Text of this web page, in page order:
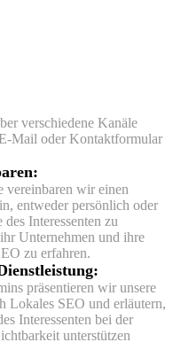
verschiedene Kanäle
Mail oder Kontaktformular
vereinbaren wir einen
entweder persönlich oder
Interessenten zu
Unternehmen und ihre
zu erfahren.
präsentieren wir unsere
Lokales SEO und erläutern,
Interessenten bei der
unterstützen